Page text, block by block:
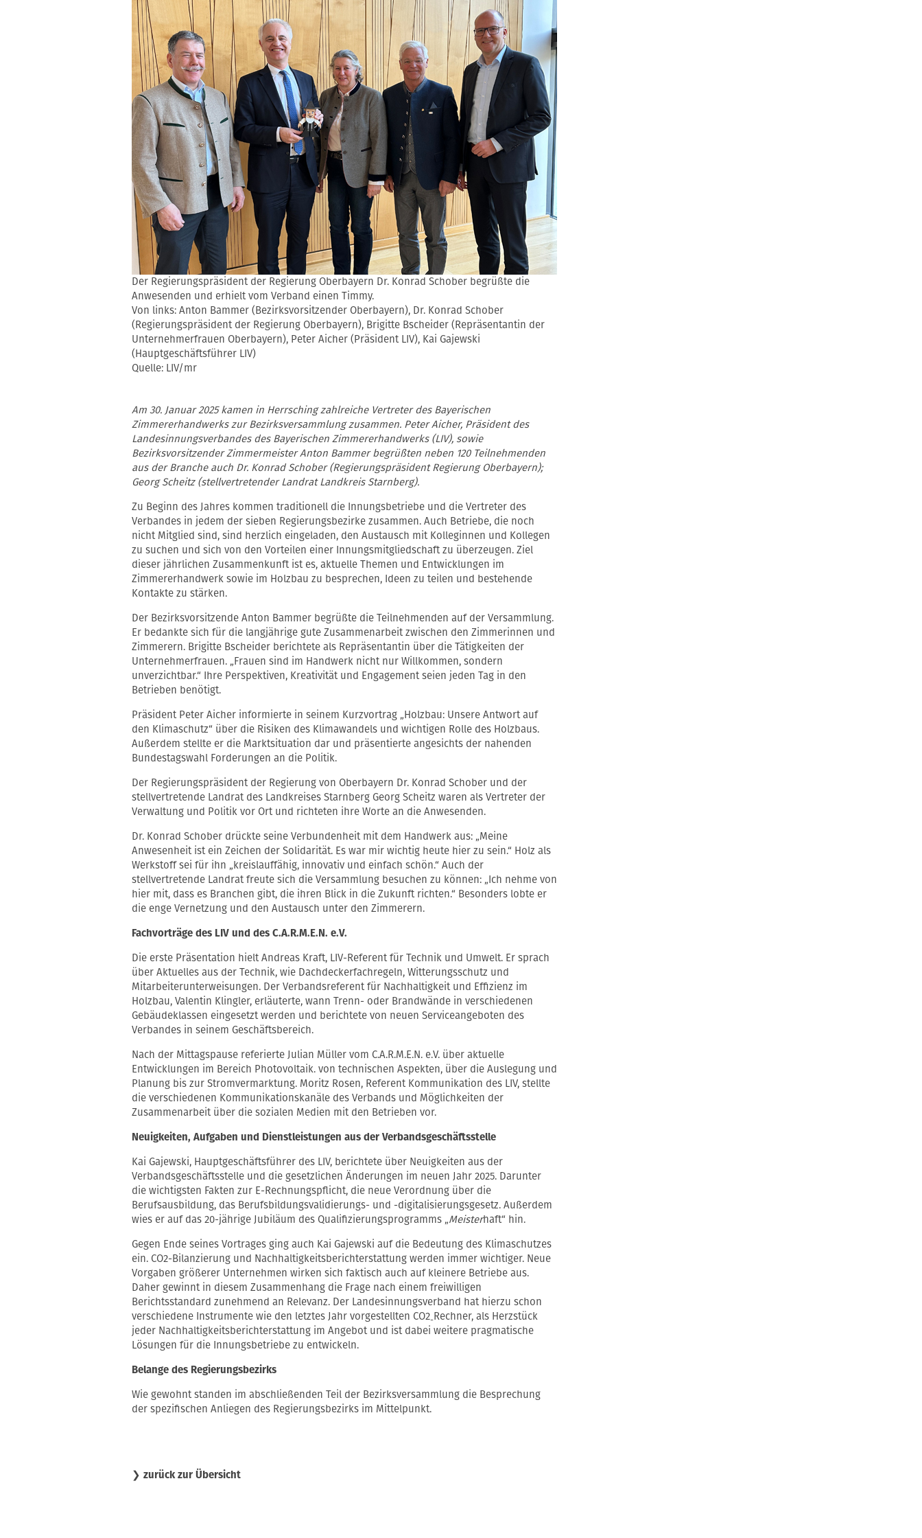
Der Regierungspräsident der Regierung Oberbayern Dr. Konrad Schober begrüßte die
Anwesenden und erhielt vom Verband einen Timmy.
Von links: Anton Bammer (Bezirksvorsitzender Oberbayern), Dr. Konrad Schober
(Regierungspräsident der Regierung Oberbayern), Brigitte Bscheider (Repräsentantin der
Unternehmerfrauen Oberbayern), Peter Aicher (Präsident LIV), Kai Gajewski
(Hauptgeschäftsführer LIV)
Quelle: LIV/mr
Am 30. Januar 2025 kamen in Herrsching zahlreiche Vertreter des Bayerischen
Zimmererhandwerks zur Bezirksversammlung zusammen. Peter Aicher, Präsident des
Landesinnungsverbandes des Bayerischen Zimmererhandwerks (LIV), sowie
Bezirksvorsitzender Zimmermeister Anton Bammer begrüßten neben 120 Teilnehmenden
aus der Branche auch Dr. Konrad Schober (Regierungspräsident Regierung Oberbayern);
Georg Scheitz (stellvertretender Landrat Landkreis Starnberg).
Zu Beginn des Jahres kommen traditionell die Innungsbetriebe und die Vertreter des
Verbandes in jedem der sieben Regierungsbezirke zusammen. Auch Betriebe, die noch
nicht Mitglied sind, sind herzlich eingeladen, den Austausch mit Kolleginnen und Kollegen
zu suchen und sich von den Vorteilen einer Innungsmitgliedschaft zu überzeugen. Ziel
dieser jährlichen Zusammenkunft ist es, aktuelle Themen und Entwicklungen im
Zimmererhandwerk sowie im Holzbau zu besprechen, Ideen zu teilen und bestehende
Kontakte zu stärken.
Der Bezirksvorsitzende Anton Bammer begrüßte die Teilnehmenden auf der Versammlung.
Er bedankte sich für die langjährige gute Zusammenarbeit zwischen den Zimmerinnen und
Zimmerern. Brigitte Bscheider berichtete als Repräsentantin über die Tätigkeiten der
Unternehmerfrauen. „Frauen sind im Handwerk nicht nur Willkommen, sondern
unverzichtbar.“ Ihre Perspektiven, Kreativität und Engagement seien jeden Tag in den
Betrieben benötigt.
Präsident Peter Aicher informierte in seinem Kurzvortrag „Holzbau: Unsere Antwort auf
den Klimaschutz“ über die Risiken des Klimawandels und wichtigen Rolle des Holzbaus.
Außerdem stellte er die Marktsituation dar und präsentierte angesichts der nahenden
Bundestagswahl Forderungen an die Politik.
Der Regierungspräsident der Regierung von Oberbayern Dr. Konrad Schober und der
stellvertretende Landrat des Landkreises Starnberg Georg Scheitz waren als Vertreter der
Verwaltung und Politik vor Ort und richteten ihre Worte an die Anwesenden.
Dr. Konrad Schober drückte seine Verbundenheit mit dem Handwerk aus: „Meine
Anwesenheit ist ein Zeichen der Solidarität. Es war mir wichtig heute hier zu sein.“ Holz als
Werkstoff sei für ihn „kreislauffähig, innovativ und einfach schön.“ Auch der
stellvertretende Landrat freute sich die Versammlung besuchen zu können: „Ich nehme von
hier mit, dass es Branchen gibt, die ihren Blick in die Zukunft richten.“ Besonders lobte er
die enge Vernetzung und den Austausch unter den Zimmerern.
Fachvorträge des LIV und des C.A.R.M.E.N. e.V.
Die erste Präsentation hielt Andreas Kraft, LIV-Referent für Technik und Umwelt. Er sprach
über Aktuelles aus der Technik, wie Dachdeckerfachregeln, Witterungsschutz und
Mitarbeiterunterweisungen. Der Verbandsreferent für Nachhaltigkeit und Effizienz im
Holzbau, Valentin Klingler, erläuterte, wann Trenn- oder Brandwände in verschiedenen
Gebäudeklassen eingesetzt werden und berichtete von neuen Serviceangeboten des
Verbandes in seinem Geschäftsbereich.
Nach der Mittagspause referierte Julian Müller vom C.A.R.M.E.N. e.V. über aktuelle
Entwicklungen im Bereich Photovoltaik. von technischen Aspekten, über die Auslegung und
Planung bis zur Stromvermarktung. Moritz Rosen, Referent Kommunikation des LIV, stellte
die verschiedenen Kommunikationskanäle des Verbands und Möglichkeiten der
Zusammenarbeit über die sozialen Medien mit den Betrieben vor.
Neuigkeiten, Aufgaben und Dienstleistungen aus der Verbandsgeschäftsstelle
Kai Gajewski, Hauptgeschäftsführer des LIV, berichtete über Neuigkeiten aus der
Verbandsgeschäftsstelle und die gesetzlichen Änderungen im neuen Jahr 2025. Darunter
die wichtigsten Fakten zur E-Rechnungspflicht, die neue Verordnung über die
Berufsausbildung, das Berufsbildungsvalidierungs- und -digitalisierungsgesetz. Außerdem
wies er auf das 20-jährige Jubiläum des Qualifizierungsprogramms „Meisterhaft“ hin.
Gegen Ende seines Vortrages ging auch Kai Gajewski auf die Bedeutung des Klimaschutzes
ein. CO2-Bilanzierung und Nachhaltigkeitsberichterstattung werden immer wichtiger. Neue
Vorgaben größerer Unternehmen wirken sich faktisch auch auf kleinere Betriebe aus.
Daher gewinnt in diesem Zusammenhang die Frage nach einem freiwilligen
Berichtsstandard zunehmend an Relevanz. Der Landesinnungsverband hat hierzu schon
verschiedene Instrumente wie den letztes Jahr vorgestellten CO2-Rechner, als Herzstück
jeder Nachhaltigkeitsberichterstattung im Angebot und ist dabei weitere pragmatische
Lösungen für die Innungsbetriebe zu entwickeln.
Belange des Regierungsbezirks
Wie gewohnt standen im abschließenden Teil der Bezirksversammlung die Besprechung
der spezifischen Anliegen des Regierungsbezirks im Mittelpunkt.
❯ zurück zur Übersicht